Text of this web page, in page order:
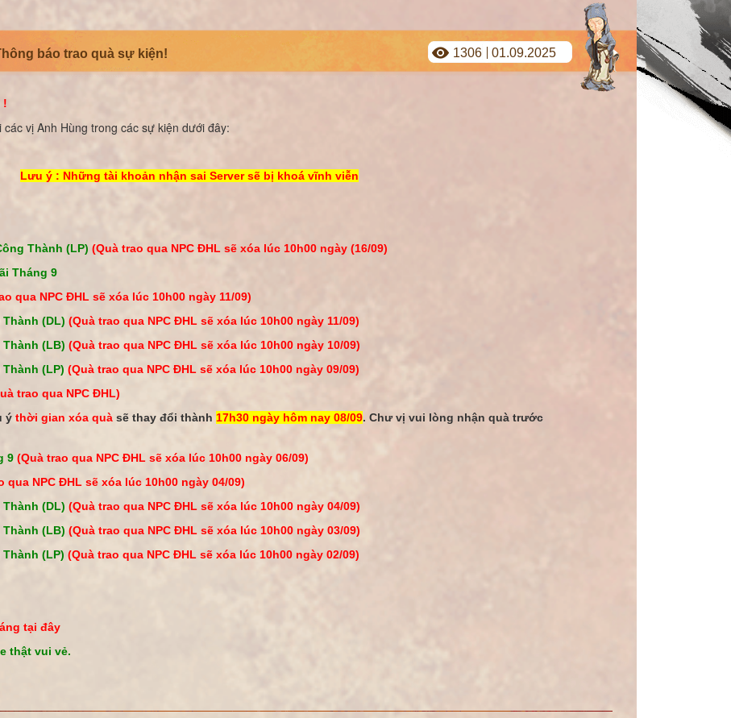
báo trao quà sự kiện! 1306 01.09.2025
!
vị Anh Hùng trong các sự kiện dưới đây:
Lưu ý : Những tài khoản nhận sai Server sẽ bị khoá vĩnh viễn
Thành (LP) (Quà trao qua NPC ĐHL sẽ xóa lúc 10h00 ngày (16/09)
Tháng 9
qua NPC ĐHL sẽ xóa lúc 10h00 ngày 11/09)
(DL) (Quà trao qua NPC ĐHL sẽ xóa lúc 10h00 ngày 11/09)
(LB) (Quà trao qua NPC ĐHL sẽ xóa lúc 10h00 ngày 10/09)
(LP) (Quà trao qua NPC ĐHL sẽ xóa lúc 10h00 ngày 09/09)
trao qua NPC ĐHL)
ý thời gian xóa quà sẽ thay đổi thành 17h30 ngày hôm nay 08/09. Chư vị vui lòng nhận quà trước
9 (Quà trao qua NPC ĐHL sẽ xóa lúc 10h00 ngày 06/09)
qua NPC ĐHL sẽ xóa lúc 10h00 ngày 04/09)
(DL) (Quà trao qua NPC ĐHL sẽ xóa lúc 10h00 ngày 04/09)
(LB) (Quà trao qua NPC ĐHL sẽ xóa lúc 10h00 ngày 03/09)
(LP) (Quà trao qua NPC ĐHL sẽ xóa lúc 10h00 ngày 02/09)
tại đây
thật vui vẻ.